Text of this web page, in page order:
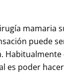
mamaria
puede
es poder